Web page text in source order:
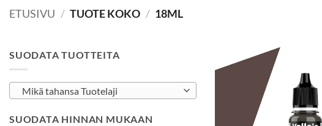
ETUSIVU / TUOTE KOKO / 18ML
SUODATA TUOTTEITA
Mikä tahansa Tuotelaji
SUODATA HINNAN MUKAAN